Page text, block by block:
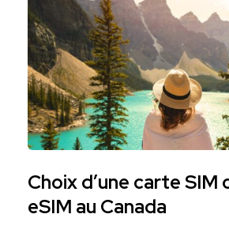
Choix d’une carte SIM
eSIM au Canada